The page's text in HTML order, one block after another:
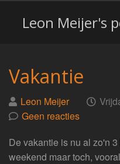
Leon Meijer's
Vakantie
Geplaatst
door
Leon Meijer op
Geen reacties
De vakantie is nu al zo'n
weekend maar toch,